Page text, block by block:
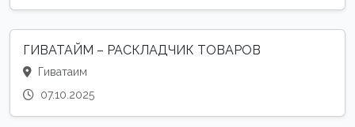
ГИВАТАЙМ – РАСКЛАДЧИК ТОВАРОВ
Гиватаим
07.10.2025